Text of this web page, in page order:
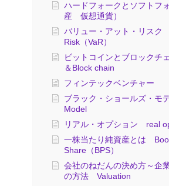
ハードフォークとソフトフ
産 仮想通貨）
バリュー・アット・リスク
Risk（VaR）
ビットコインとブロック
＆Block chain
フィンテックベンチャー
ブラック・ショールズ・モ
Model
リアル・オプション real
一株当たり純資産とは
Share（BPS）
会社のねだんの決め方～企
の方法 Valuation